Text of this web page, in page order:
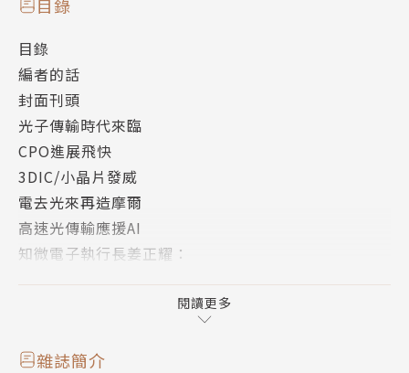
CPO則透過半導體製程將光子傳輸相關元件，直接封
裝在電子元件附近，不僅縮小晶片尺寸，更能減少傳輸
的延遲與耗能。得益於半導體製程的特性，CPO若是
進入量產，其成本可望大幅降低。同時，目前台灣的C
PO技術多數採用矽光子，為矽光子帶來商業化契機。
業界多年研究矽光子技術的成果，也成為CPO應用發
展的重要助力。
目錄
目錄
編者的話
封面刊頭
光子傳輸時代來臨
CPO進展飛快
3DIC/小晶片發威
電去光來再造摩爾
高速光傳輸應援AI
知微電子執行長姜正耀：
AI帶旺資料通訊需求
閱讀更多
雜誌簡介